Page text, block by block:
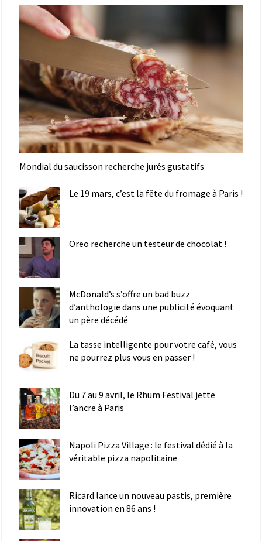
Mondial du saucisson recherche jurés gustatifs
Le 19 mars, c’est la fête du fromage à Paris !
Oreo recherche un testeur de chocolat !
McDonald’s s’offre un bad buzz
d’anthologie dans une publicité évoquant
un père décédé
La tasse intelligente pour votre café, vous
ne pourrez plus vous en passer !
Du 7 au 9 avril, le Rhum Festival jette
l’ancre à Paris
Napoli Pizza Village : le festival dédié à la
véritable pizza napolitaine
Ricard lance un nouveau pastis, première
innovation en 86 ans !